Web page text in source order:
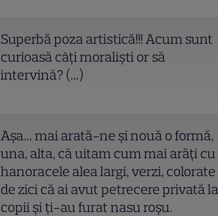
Superbă poza artistică!!! Acum sunt
curioasă câți moraliști or să
intervină? (…)
Așa… mai arată-ne și nouă o formă,
una, alta, că uitam cum mai arăți cu
hanoracele alea largi, verzi, colorate
de zici că ai avut petrecere privată la
copii și ți-au furat nasu roșu.